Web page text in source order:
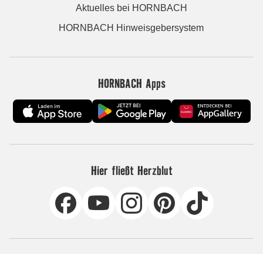
Aktuelles bei HORNBACH
HORNBACH Hinweisgebersystem
HORNBACH Apps
Hier fließt Herzblut